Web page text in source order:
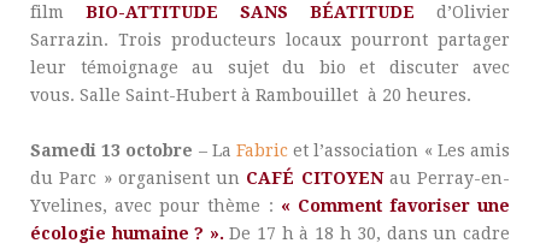
film BIO-ATTITUDE SANS BÉATITUDE d’Olivier
Sarrazin. Trois producteurs locaux pourront partager
leur témoignage au sujet du bio et discuter avec
vous. Salle Saint-Hubert à Rambouillet à 20 heures.
Samedi 13 octobre – LaFabric et l’association « Les amis
du Parc » organisent un CAFÉ CITOYENau Perray-en-
Yvelines, avec pour thème : « Comment favoriser une
écologie humaine ? ». De 17 h à 18 h 30, dans un cadre